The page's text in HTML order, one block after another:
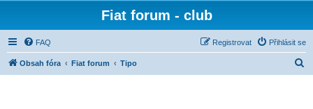
Fiat forum - club
FAQ Přihlásit se
Registrovat
Obsah fóra Fiat forum Tipo